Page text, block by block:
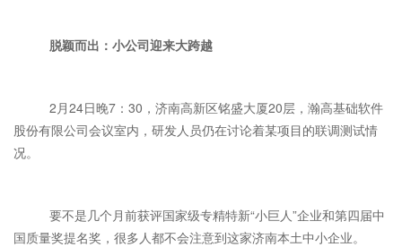
脱颖而出：小公司迎来大跨越
2月24日晚7：30，济南高新区铭盛大厦20层，瀚高基础软件
股份有限公司会议室内，研发人员仍在讨论着某项目的联调测试情
况。
要不是几个月前获评国家级专精特新“小巨人”企业和第四届中
国质量奖提名奖，很多人都不会注意到这家济南本土中小企业。